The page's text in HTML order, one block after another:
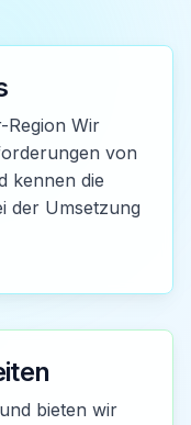
Region Wir
von
kennen die
der Umsetzung
bieten wir